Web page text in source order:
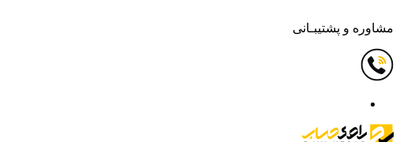
مشاوره و پشتیبـانی